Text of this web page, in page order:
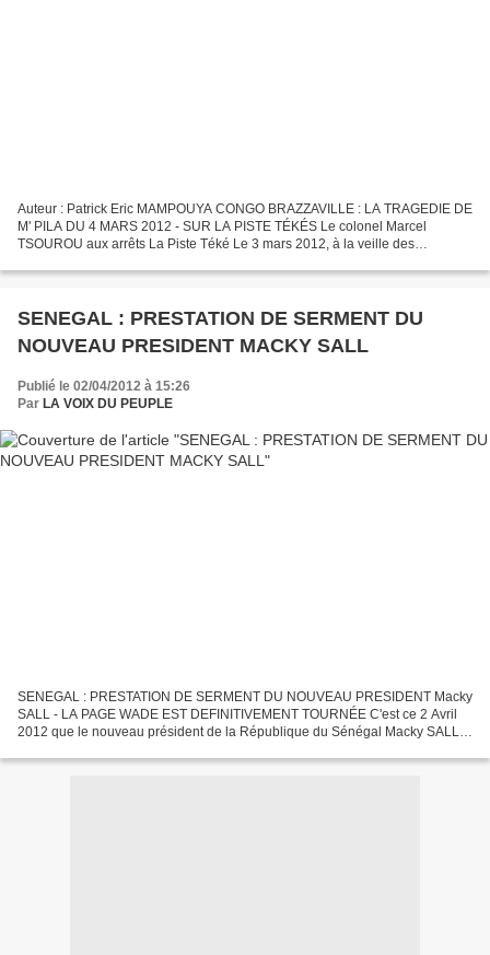
Auteur : Patrick Eric MAMPOUYA CONGO BRAZZAVILLE : LA TRAGEDIE DE
M' PILA DU 4 MARS 2012 - SUR LA PISTE TÉKÉS Le colonel Marcel
TSOUROU aux arrêts La Piste Téké Le 3 mars 2012, à la veille des
SENEGAL : PRESTATION DE SERMENT DU
NOUVEAU PRESIDENT MACKY SALL
Publié le 02/04/2012 à 15:26
Par LA VOIX DU PEUPLE
SENEGAL : PRESTATION DE SERMENT DU NOUVEAU PRESIDENT Macky
SALL - LA PAGE WADE EST DEFINITIVEMENT TOURNÉE C'est ce 2 Avril
2012 que le nouveau président de la République du Sénégal Macky SALL a